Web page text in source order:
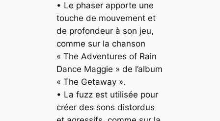
• Le phaser apporte une
touche de mouvement et
de profondeur à son jeu,
comme sur la chanson
« The Adventures of Rain
Dance Maggie » de l’album
« The Getaway ».
• La fuzz est utilisée pour
créer des sons distordus